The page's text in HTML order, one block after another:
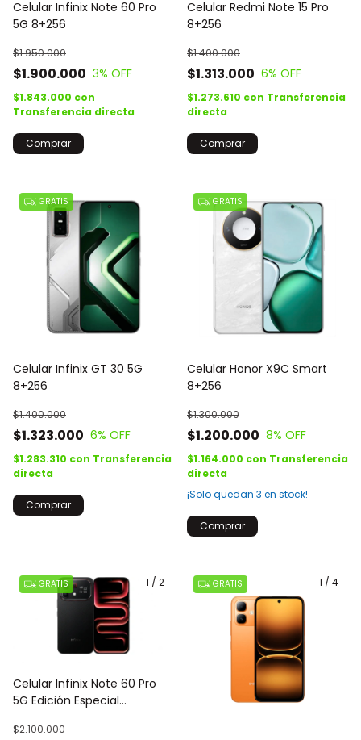
Celular Infinix Note 60 Pro
5G 8+256
$1.900.000
$1.950.000
3% OFF
$1.843.000 con
Transferencia directa
Comprar
Celular Redmi Note 15 Pro
8+256
$1.313.000
$1.400.000
6% OFF
$1.273.610 con Transferencia
directa
Comprar
GRATIS
Celular Infinix GT 30 5G
8+256
$1.323.000
$1.400.000
6% OFF
$1.283.310 con Transferencia
directa
Comprar
GRATIS
Celular Honor X9C Smart
8+256
$1.200.000
$1.300.000
8% OFF
$1.164.000 con Transferencia
directa
¡Solo quedan 3 en stock!
Comprar
1 / 2
GRATIS
Celular Infinix Note 60 Pro
5G Edición Especial
$2.100.000
1 / 4
GRATIS